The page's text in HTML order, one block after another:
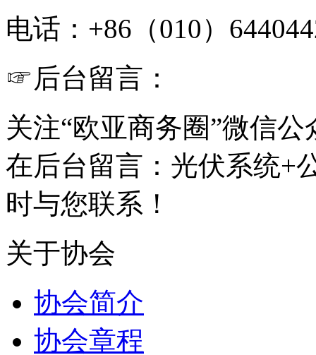
电话：+86（010）
☞后台留言：
关注“欧亚商务圈”微信公
在后台留言：光伏系统+
时与您联系！
关于协会
协会简介
协会章程